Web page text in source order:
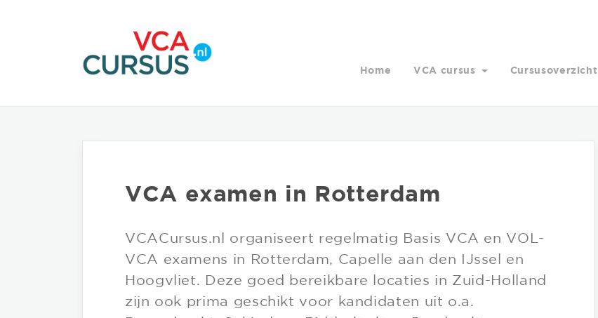
Home VCA cursus Cursusoverzicht
VCA examen in Rotterdam
VCACursus.nl organiseert regelmatig Basis VCA en VOL-
VCA examens in Rotterdam, Capelle aan den IJssel en
Hoogvliet. Deze goed bereikbare locaties in Zuid-Holland
zijn ook prima geschikt voor kandidaten uit o.a.